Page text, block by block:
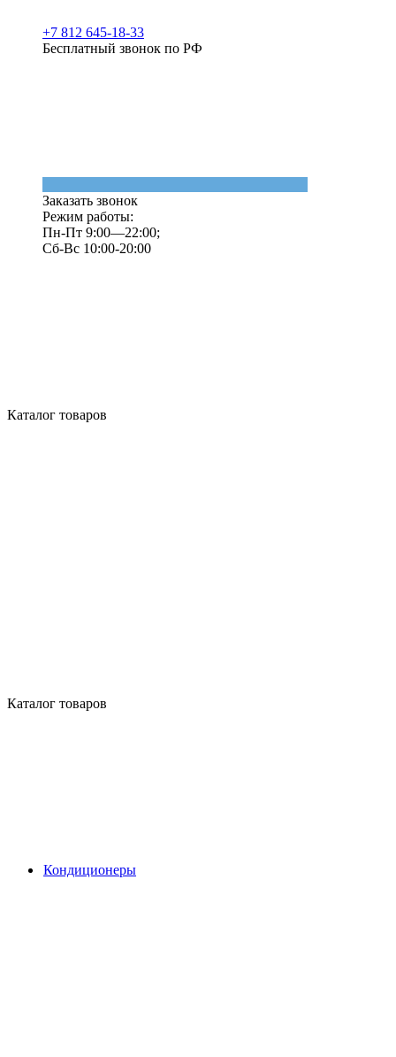
+7 812 645-18-33
Бесплатный звонок по РФ
Заказать звонок
Режим работы:
Пн-Пт 9:00—22:00;
Сб-Вс 10:00-20:00
Каталог товаров
Каталог товаров
Кондиционеры